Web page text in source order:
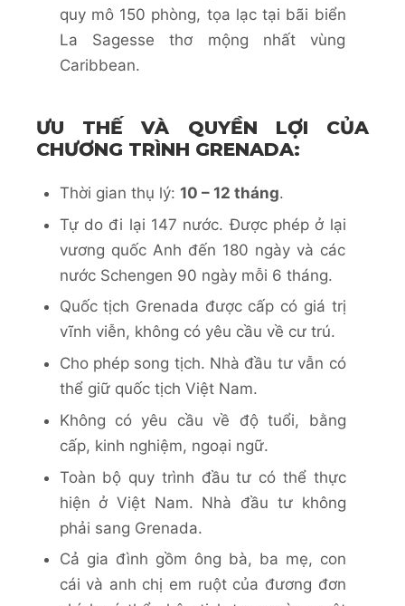
quy mô 150 phòng, tọa lạc tại bãi biển
La Sagesse thơ mộng nhất vùng
Caribbean.
ƯU THẾ VÀ QUYỀN LỢI CỦA
CHƯƠNG TRÌNH GRENADA:
Thời gian thụ lý: 10 – 12 tháng.
Tự do đi lại 147 nước. Được phép ở lại
vương quốc Anh đến 180 ngày và các
nước Schengen 90 ngày mỗi 6 tháng.
Quốc tịch Grenada được cấp có giá trị
vĩnh viễn, không có yêu cầu về cư trú.
Cho phép song tịch. Nhà đầu tư vẫn có
thể giữ quốc tịch Việt Nam.
Không có yêu cầu về độ tuổi, bằng
cấp, kinh nghiệm, ngoại ngữ.
Toàn bộ quy trình đầu tư có thể thực
hiện ở Việt Nam. Nhà đầu tư không
phải sang Grenada.
Cả gia đình gồm ông bà, ba mẹ, con
cái và anh chị em ruột của đương đơn